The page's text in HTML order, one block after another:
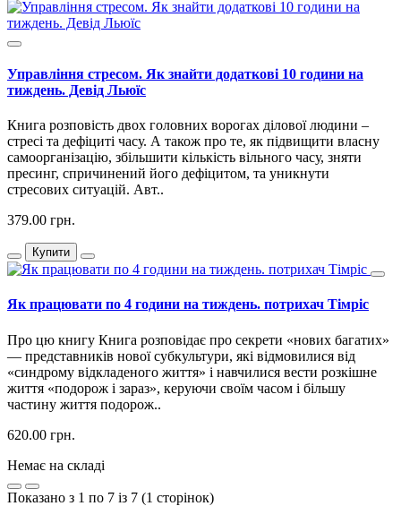
Управління стресом. Як знайти додаткові 10 години на
тиждень. Девід Льюїс
Книга розповість двох головних ворогах ділової людини –
стресі та дефіциті часу. А також про те, як підвищити власну
самоорганізацію, збільшити кількість вільного часу, зняти
пресинг, спричинений його дефіцитом, та уникнути
стресових ситуацій. Авт..
379.00 грн.
Купити
Як працювати по 4 години на тиждень. потрихач Тімріс
Про цю книгу Книга розповідає про секрети «нових багатих»
— представників нової субкультури, які відмовилися від
«синдрому відкладеного життя» і навчилися вести розкішне
життя «подорож і зараз», керуючи своїм часом і більшу
частину життя подорож..
620.00 грн.
Немає на складі
Показано з 1 по 7 із 7 (1 сторінок)